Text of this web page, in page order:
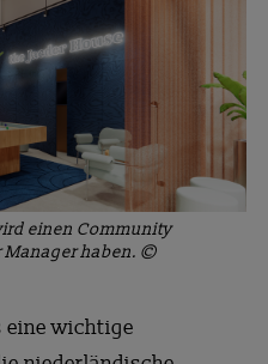
einen Community
Manager haben. ©
eine wichtige